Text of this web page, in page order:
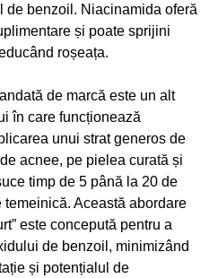
de benzoil. Niacinamida oferă
și poate sprijini
roșeața.
de marcă este un alt
în care funcționează
unui strat generos de
acnee, pe pielea curată și
timp de 5 până la 20 de
Această abordare
este concepută pentru a
de benzoil, minimizând
și potențialul de